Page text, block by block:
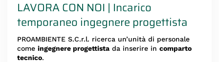
LAVORA CON NOI | Incarico
temporaneo ingegnere progettista
PROAMBIENTE S.C.r.l. ricerca un’unità di personale
come ingegnere progettista da inserire in comparto
tecnico.